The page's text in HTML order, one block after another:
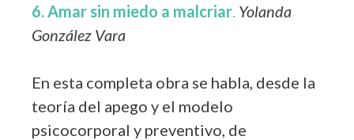
6. Amar sin miedo a malcriar. Yolanda
González Vara
En esta completa obra se habla, desde la
teoría del apego y el modelo
psicocorporal y preventivo, de